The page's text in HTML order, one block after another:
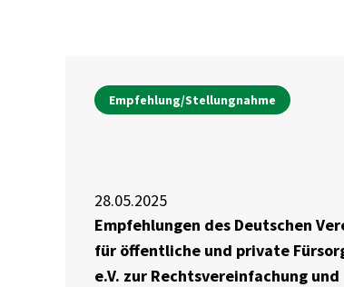
Empfehlung/Stellungnahme
28.05.2025
Empfehlungen des Deutschen
für öffentliche und private
e.V. zur Rechtsvereinfachung und